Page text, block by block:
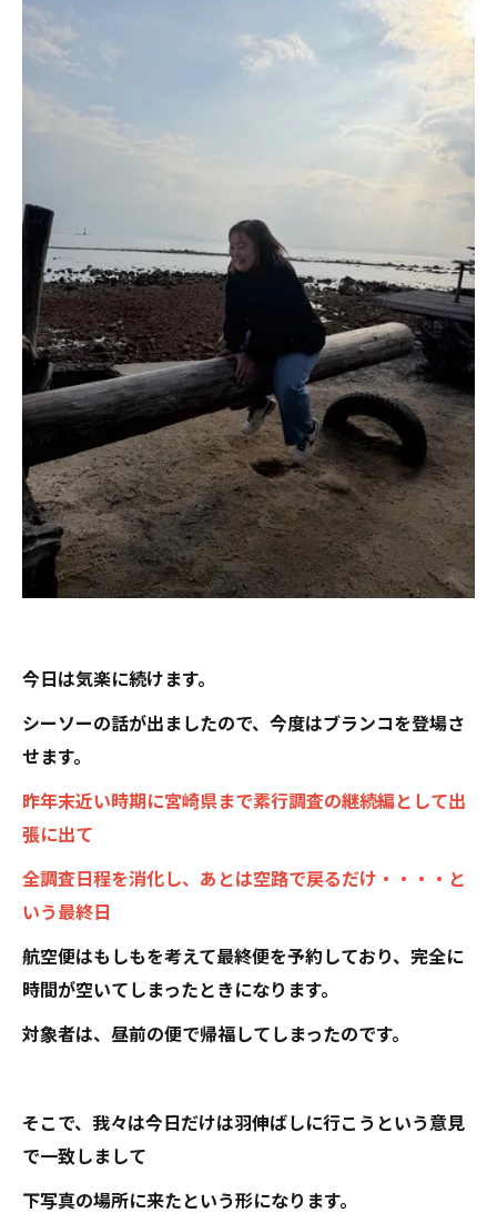
今日は気楽に続けます。
シーソーの話が出ましたので、今度はブランコを登場さ
せます。
昨年末近い時期に宮崎県まで素行調査の継続編として出
張に出て
全調査日程を消化し、あとは空路で戻るだけ・・・・と
いう最終日
航空便はもしもを考えて最終便を予約しており、完全に
時間が空いてしまったときになります。
対象者は、昼前の便で帰福してしまったのです。
そこで、我々は今日だけは羽伸ばしに行こうという意見
で一致しまして
下写真の場所に来たという形になります。